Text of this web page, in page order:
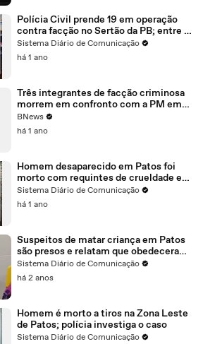
Polícia Civil prende 19 em operação
contra facção no Sertão da PB; entre os
presos, um policial militar
Sistema Diário de Comunicação
há 1 ano
Três integrantes de facção criminosa
morrem em confronto com a PM em
Cachoeira
BNews
há 1 ano
Homem desaparecido em Patos foi
morto com requintes de crueldade em
PE; dois suspeitos foram presos
Sistema Diário de Comunicação
há 1 ano
Suspeitos de matar criança em Patos
são presos e relatam que obedeceram
ordens para matar faccionado
Sistema Diário de Comunicação
há 2 anos
Homem é morto a tiros na Zona Leste
de Patos; polícia investiga o caso
Sistema Diário de Comunicação